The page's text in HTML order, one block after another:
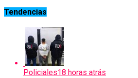
Tendencias
Policiales18 horas atrás